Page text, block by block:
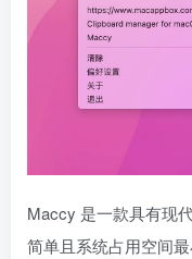
Maccy 是一款具有现
简单且系统占用空间